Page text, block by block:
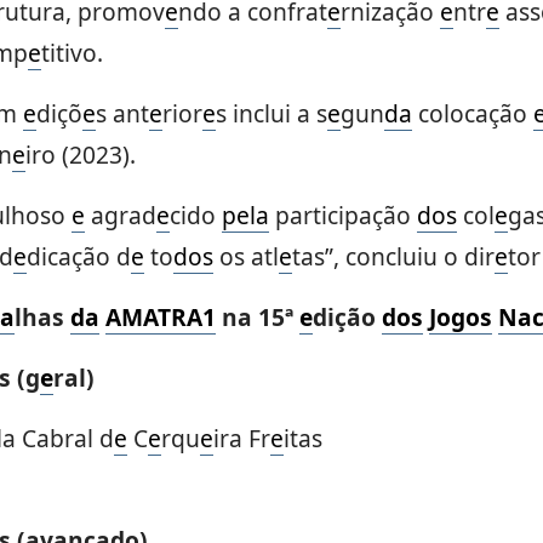
promovendo a confraternização entre
etitivo.
edições anteriores inclui a segunda colocação
eiro (2023).
e agradecido pela participação doscole
dedicação de todosos atletas”, concluiu o dire
lhas da AMATRA1 na 15ªedição dos Jogos
(geral)
Cabral de Cerqueira Freitas